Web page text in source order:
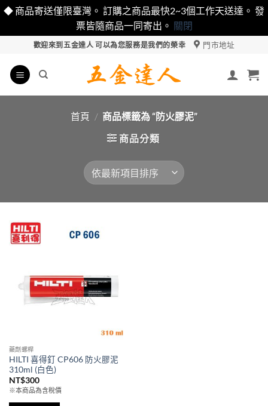
◆ 商品寄送僅限臺灣。 訂購之商品最快2~3個工作天送達。 發
票皆隨商品一同寄出。 關閉
content
歡迎來到五金達人 可以為您服務是我們的榮幸 門市地址
首頁 / 商品標籤為 “防火膠泥”
商品分類
藥劑螺桿
HILTI 喜得釘 CP606 防火膠泥
310ml (白色)
NT$300
※本商品為含稅價